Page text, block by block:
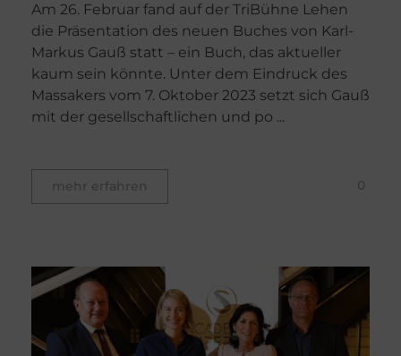
Am 26. Februar fand auf der TriBühne Lehen
die Präsentation des neuen Buches von Karl-
Markus Gauß statt – ein Buch, das aktueller
kaum sein könnte. Unter dem Eindruck des
Massakers vom 7. Oktober 2023 setzt sich Gauß
mit der gesellschaftlichen und po ...
mehr erfahren 0